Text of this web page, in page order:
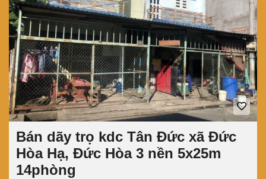
Bán dãy trọ kdc Tân Đức xã Đức
Hòa Hạ, Đức Hòa 3 nền 5x25m
14phòng